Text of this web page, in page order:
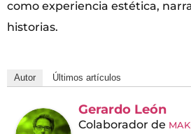
como experiencia estética,
historias.
Autor Últimos artículos
Gerardo León
Colaborador de